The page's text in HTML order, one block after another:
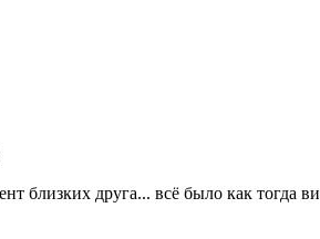
близких друга... всё было как